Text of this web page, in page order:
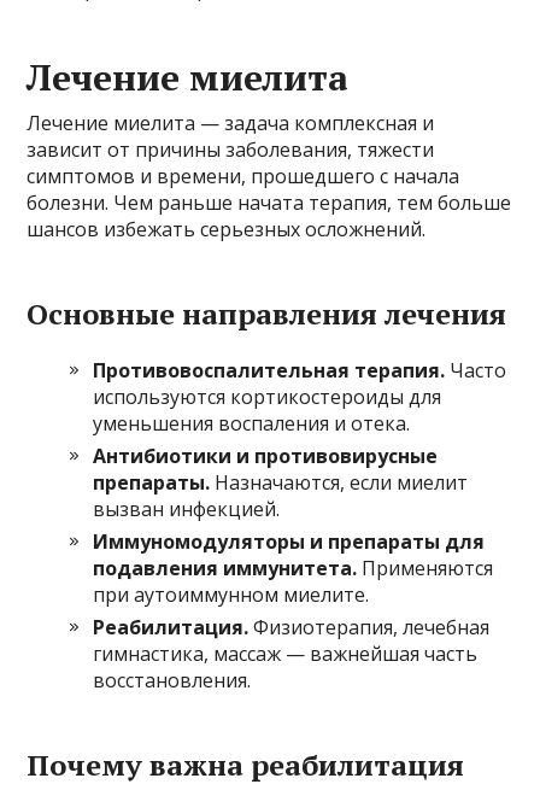
Лечение миелита
Лечение миелита — задача комплексная и
зависит от причины заболевания, тяжести
симптомов и времени, прошедшего с начала
болезни. Чем раньше начата терапия, тем больше
шансов избежать серьезных осложнений.
Основные направления лечения
Противовоспалительная терапия. Часто
используются кортикостероиды для
уменьшения воспаления и отека.
Антибиотики и противовирусные
препараты. Назначаются, если миелит
вызван инфекцией.
Иммуномодуляторы и препараты для
подавления иммунитета. Применяются
при аутоиммунном миелите.
Реабилитация.Физиотерапия, лечебная
гимнастика, массаж — важнейшая часть
восстановления.
Почему важна реабилитация